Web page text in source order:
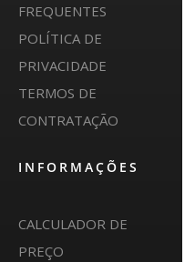
FREQUENTES
POLÍTICA DE
PRIVACIDADE
TERMOS DE
CONTRATAÇÃO
INFORMAÇÕES
CALCULADOR DE
PREÇO